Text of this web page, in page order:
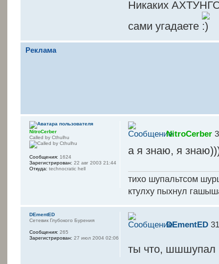
Никаких
сами угадаете
Реклама
NitroCerber
а я знаю, я
тихо шупальтсом
ктулху пыхнул
NitroCerber
Called by Cthulhu
Сообщения: 1624
Зарегистрирован: 22 авг 2003 21:44
Откуда: technocratic hell
DEmentED
ты что,
DEmentED
Сетевик Глубокого Бурения
Сообщения: 265
Зарегистрирован: 27 июл 2004 02:06